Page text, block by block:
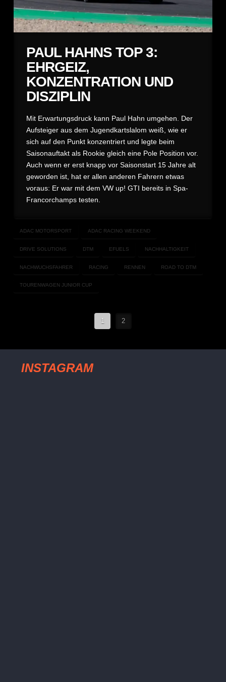
PAUL HAHNS TOP 3:
EHRGEIZ,
KONZENTRATION UND
DISZIPLIN
Mit Erwartungsdruck kann Paul Hahn umgehen. Der
Aufsteiger aus dem Jugendkartslalom weiß, wie er
sich auf den Punkt konzentriert und legte beim
Saisonauftakt als Rookie gleich eine Pole Position vor.
Auch wenn er erst knapp vor Saisonstart 15 Jahre alt
geworden ist, hat er allen anderen Fahrern etwas
voraus: Er war mit dem VW up! GTI bereits in Spa-
Francorchamps testen.
ADAC MOTORSPORT ADAC RACING WEEKEND
DRIVE SOLUTIONS DTM EFUELS NACHHALTIGKEIT
NACHWUCHSFAHRER RACING RENNEN ROAD TO DTM
TOURENWAGEN JUNIOR CUP
1 2
INSTAGRAM